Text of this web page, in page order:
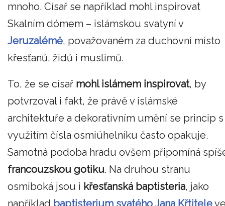
mnoho. Císař se například mohl inspirovat
Skalním dómem – islámskou svatyní v
Jeruzalémě, považovaném za duchovní místo
křesťanů, židů i muslimů.
To, že se císař mohl islámem inspirovat, by
potvrzoval i fakt, že právě v islámské
architektuře a dekorativním umění se princip s
využitím čísla osmiúhelníku často opakuje.
Samotná podoba hradu ovšem připomíná
francouzskou gotiku. Na druhou stranu
osmiboká jsou i křesťanská baptisteria, jako
například baptisterium svatého Jana Křtitele